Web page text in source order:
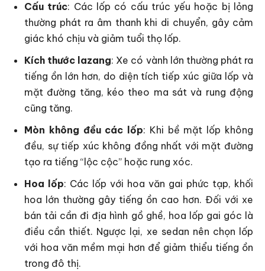
Cấu trúc: Các lốp có cấu trúc yếu hoặc bị lỏng
thường phát ra âm thanh khi di chuyển, gây cảm
giác khó chịu và giảm tuổi thọ lốp.
Kích thước lazang: Xe có vành lớn thường phát ra
tiếng ồn lớn hơn, do diện tích tiếp xúc giữa lốp và
mặt đường tăng, kéo theo ma sát và rung động
cũng tăng.
Mòn không đều các lốp: Khi bề mặt lốp không
đều, sự tiếp xúc không đồng nhất với mặt đường
tạo ra tiếng “lộc cộc” hoặc rung xóc.
Hoa lốp: Các lốp với hoa văn gai phức tạp, khối
hoa lớn thường gây tiếng ồn cao hơn. Đối với xe
bán tải cần đi địa hình gồ ghề, hoa lốp gai góc là
điều cần thiết. Ngược lại, xe sedan nên chọn lốp
với hoa văn mềm mại hơn để giảm thiểu tiếng ồn
trong đô thị.